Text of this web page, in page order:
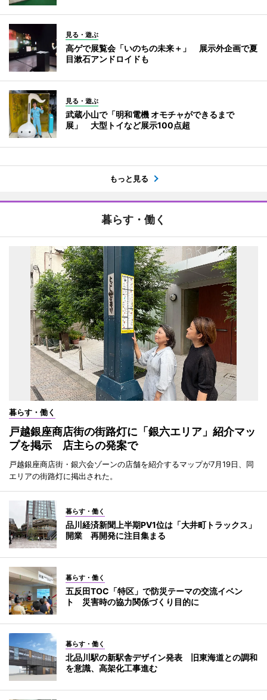
見る・遊ぶ
高ゲで展覧会「いのちの未来＋」 展示外企画で夏
目漱石アンドロイドも
見る・遊ぶ
武蔵小山で「明和電機 オモチャができるまで
展」 大型トイなど展示100点超
もっと見る
暮らす・働く
暮らす・働く
戸越銀座商店街の街路灯に「銀六エリア」紹介マッ
プを掲示 店主らの発案で
戸越銀座商店街・銀六会ゾーンの店舗を紹介するマップが7月19日、同
エリアの街路灯に掲出された。
暮らす・働く
品川経済新聞上半期PV1位は「大井町トラックス」
開業 再開発に注目集まる
暮らす・働く
五反田TOC「特区」で防災テーマの交流イベン
ト 災害時の協力関係づくり目的に
暮らす・働く
北品川駅の新駅舎デザイン発表 旧東海道との調和
を意識、高架化工事進む